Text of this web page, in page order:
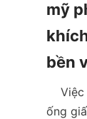
mỹ
ống